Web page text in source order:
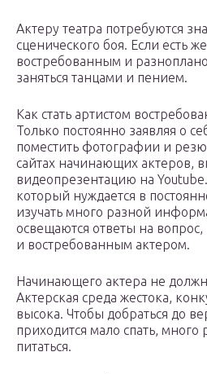
Актеру театра потребуются
сценического боя. Если есть
востребованным и
заняться танцами и пением.
Как стать артистом
Только постоянно заявляя о
поместить фотографии и
сайтах начинающих актеров,
видеопрезентацию на
который нуждается в
изучать много разной
освещаются ответы на вопрос,
и востребованным актером.
Начинающего актера не
Актерская среда жестока,
высока. Чтобы добраться до
приходится мало спать, много
питаться.